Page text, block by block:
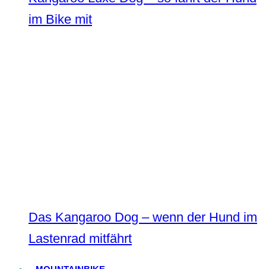
im Bike mit
Das Kangaroo Dog – wenn der Hund im
Lastenrad mitfährt